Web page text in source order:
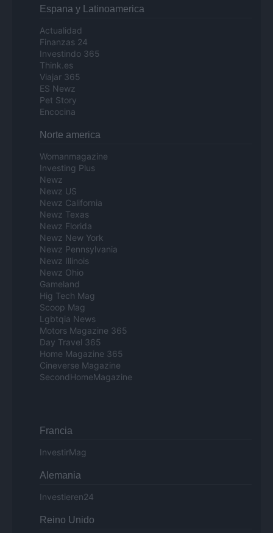
Espana y Latinoamerica
Actualidad
Finanzas 24
Investindo 365
Think.es
Viajar 365
ES Newz
Pet Story
Encocina
Norte america
Womanmagazine
Investing Plus
Newz
Newz US
Newz California
Newz Texas
Newz Florida
Newz New York
Newz Pennsylvania
Newz Illinois
Newz Ohio
Gameland
Hig Tech Mag
Scoop Mag
Lgbtqia News
Motors Magazine 365
Day Travel 365
Home Magazine 365
Cineverse Magazine
SecondHomeMagazine
Francia
InvestirMag
Alemania
Investieren24
Reino Unido